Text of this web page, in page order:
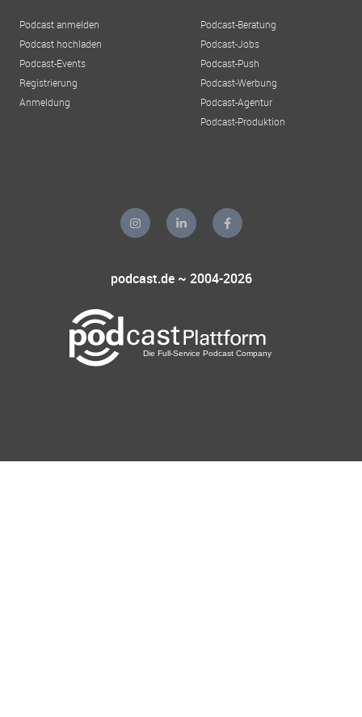
Podcast anmelden
Podcast hochladen
Podcast-Events
Registrierung
Anmeldung
Podcast-Beratung
Podcast-Jobs
Podcast-Push
Podcast-Werbung
Podcast-Agentur
Podcast-Produktion
podcast.de ~ 2004-2026